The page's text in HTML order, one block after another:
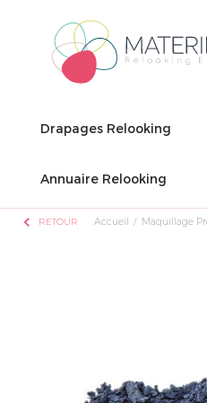
Drapages Relooking
Annuaire Relooking
chevron_left RETOUR Accueil Maquillage